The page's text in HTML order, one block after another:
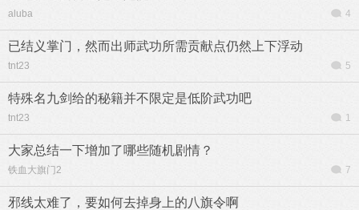
aluba 4
已结义掌门，然而出师武功所需贡献点仍然上下浮动
tnt23 5
特殊名九剑给的秘籍并不限定是低阶武功吧
tnt23 1
大家总结一下增加了哪些随机剧情？
铁血大旗门2 7
邪线太难了，要如何去掉身上的八旗令啊